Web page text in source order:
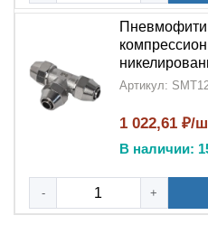
Артикул:
1 022,61 ₽/
В наличии:
- +